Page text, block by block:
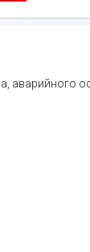
аварийного